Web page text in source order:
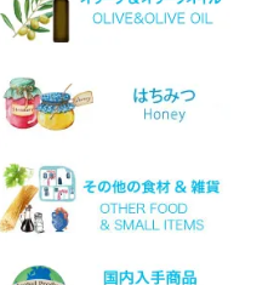
├フルーティー
スパークリング
デザート
ワインセット
アシリティコ
マスカット
キドニツァ
ロボラ
ヴィディアノ
ヴィラナ
マスカットオブスピナ
ガイドゥリア